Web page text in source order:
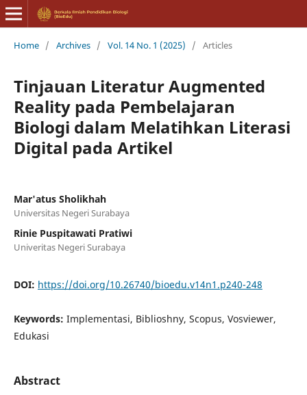
Home / Archives / Vol. 14 No. 1 (2025) / Articles
Tinjauan Literatur Augmented
Reality pada Pembelajaran
Biologi dalam Melatihkan Literasi
Digital pada Artikel
Mar'atus Sholikhah
Universitas Negeri Surabaya
Rinie Puspitawati Pratiwi
Univeritas Negeri Surabaya
DOI: https://doi.org/10.26740/bioedu.v14n1.p240-248
Keywords: Implementasi, Biblioshny, Scopus, Vosviewer,
Edukasi
Abstract